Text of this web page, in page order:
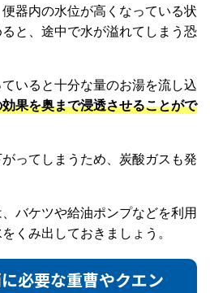
器内の水位が高くなっている状
と、途中で水が溢れてしまう恐
いると十分な量のお湯を流し込
果を奥まで浸透させることがで
ってしまうため、炭酸ガスも発
バケツや給油ポンプなどを利用
くみ出しておきましょう。
必要な重曹やクエン